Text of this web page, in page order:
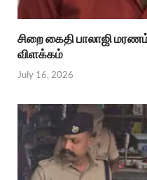
சிறை கைதி பாலாஜி
விளக்கம்
July 16, 2026